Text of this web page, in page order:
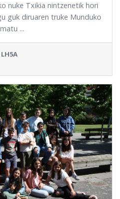
nuke Txikia nintzenetik hori
guk diruaren truke Munduko
...